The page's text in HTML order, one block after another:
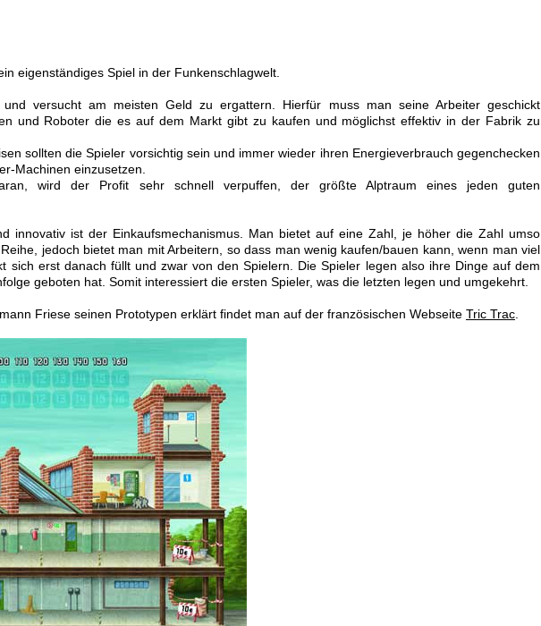
eigenständiges Spiel in der Funkenschlagwelt.
versucht am meisten Geld zu ergattern. Hierfür muss man seine Arbeiter geschickt
und Roboter die es auf dem Markt gibt zu kaufen und möglichst effektiv in der Fabrik zu
sollten die Spieler vorsichtig sein und immer wieder ihren Energieverbrauch gegenchecken
Machinen einzusetzen.
wird der Profit sehr schnell verpuffen, der größte Alptraum eines jeden guten
innovativ ist der Einkaufsmechanismus. Man bietet auf eine Zahl, je höher die Zahl umso
jedoch bietet man mit Arbeitern, so dass man wenig kaufen/bauen kann, wenn man viel
sich erst danach füllt und zwar von den Spielern. Die Spieler legen also ihre Dinge auf dem
geboten hat. Somit interessiert die ersten Spieler, was die letzten legen und umgekehrt.
Friese seinen Prototypen erklärt findet man auf der französischen Webseite Tric Trac